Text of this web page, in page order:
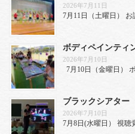
2026年7月11日
7月11日（土曜日）
ボディペインティ
2026年7月10日
7月10日（金曜日）
ブラックシアター
2026年7月10日
7月8日(水曜日） 視聴